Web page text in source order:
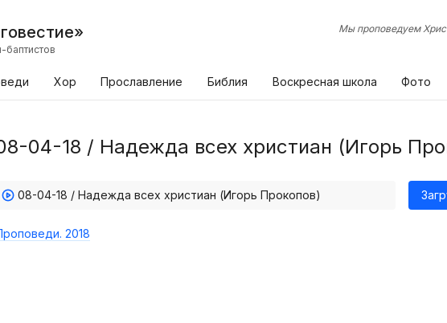
баптистов
Мы проповедуем
Хор Прославление Библия Воскресная школа Фото
04-18 / Надежда всех христиан (Игорь
08-04-18 / Надежда всех христиан (Игорь Прокопов)
2018